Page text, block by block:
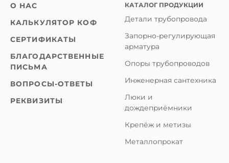
О НАС
КАЛЬКУЛЯТОР КОФ
СЕРТИФИКАТЫ
БЛАГОДАРСТВЕННЫЕ
ПИСЬМА
ВОПРОСЫ-ОТВЕТЫ
РЕКВИЗИТЫ
КАТАЛОГ ПРОДУКЦИИ
Детали трубопровода
Запорно-регулирующая
арматура
Опоры трубопроводов
Инженерная сантехника
Люки и
дождеприёмники
Крепёж и метизы
Металлопрокат